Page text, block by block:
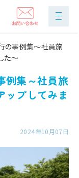
の事例集～社員旅
た～
例集～社員旅
ップしてみま
2024年10月07日